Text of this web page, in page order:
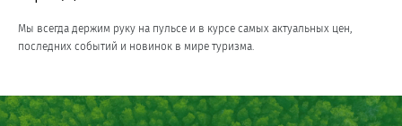
Мы всегда держим руку на пульсе и в курсе самых актуальных цен,
последних событий и новинок в мире туризма.